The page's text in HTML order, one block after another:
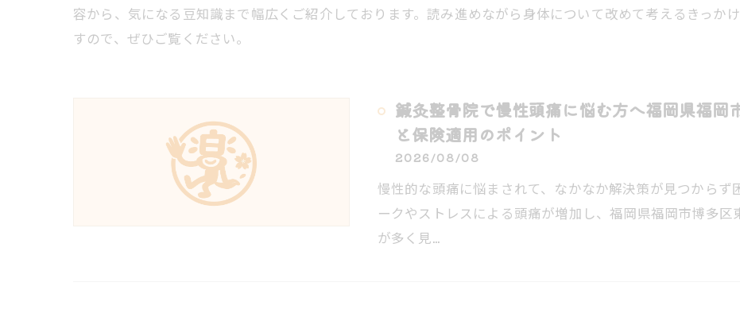
容から、気になる豆知識まで幅広くご紹介しております。読み進めながら身体について改めて考えるきっか
すので、ぜひご覧ください。
鍼灸整骨院で慢性頭痛に悩む方へ福岡県福岡
と保険適用のポイント
2026/08/08
慢性的な頭痛に悩まされて、なかなか解決策が見つから
ークやストレスによる頭痛が増加し、福岡県福岡市博多
が多く見…